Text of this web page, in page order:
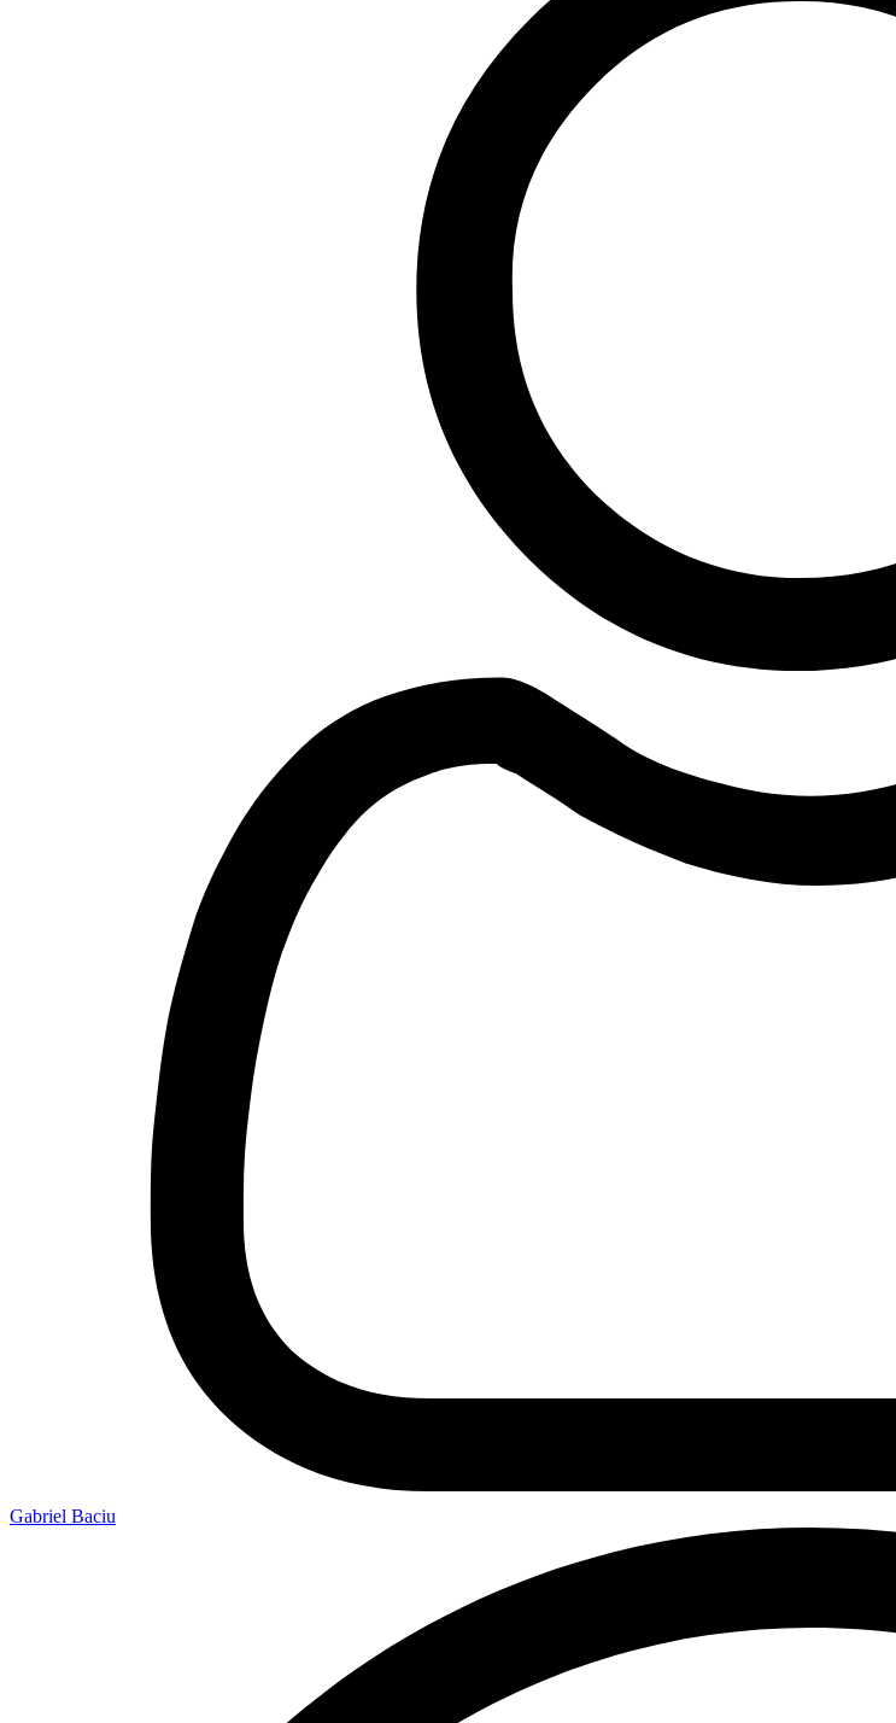
Gabriel Baciu